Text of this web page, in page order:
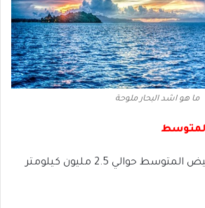
ما هو اشد البحار ملوحة
تبلغ مساحة البحر الأبيض المتوسط حوالي 2.5 مليون كيلومتر